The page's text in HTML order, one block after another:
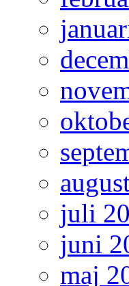
juli
juni
maj